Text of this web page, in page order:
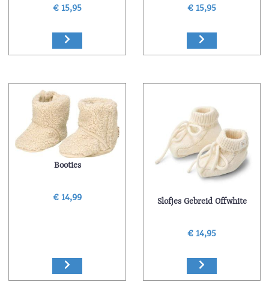
€ 15,95 € 15,95
Booties
€ 14,99 Slofjes Gebreid Offwhite
€ 14,95